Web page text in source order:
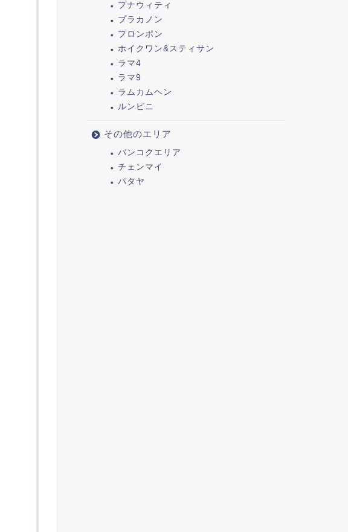
プナウィティ
プラカノン
プロンポン
ホイクワン&スティサン
ラマ4
ラマ9
ラムカムヘン
ルンピニ
その他のエリア
バンコクエリア
チェンマイ
パタヤ